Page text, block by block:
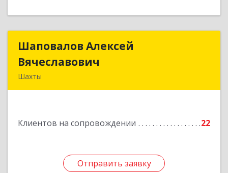
Шаповалов Алексей
Вячеславович
Шахты
Клиентов на сопровождении 22
Отправить заявку
Шаповалов Алексей
Отправить заявку